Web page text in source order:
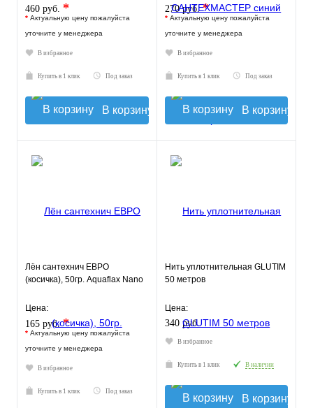
460 руб. *
* Актуальную цену пожалуйста
уточните у менеджера
В избранное
Купить в 1 клик Под заказ
В корзину
270 руб.*
* Актуальную цену пожалуйста
уточните у менеджера
В избранное
Купить в 1 клик Под заказ
В корзину
Лён сантехнич ЕВРО
(косичка), 50гр. Aquaflax Nano
Цена:
165 руб.*
* Актуальную цену пожалуйста
уточните у менеджера
В избранное
Купить в 1 клик Под заказ
Нить уплотнительная GLUTIM
50 метров
Цена:
340 руб.
В избранное
Купить в 1 клик В наличии
В корзину